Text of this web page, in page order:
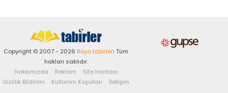
Copyright © 2007 - 2026 Rüya tabirleri Tüm
hakları saklıdır.
Hakkımızda
Reklam
Site Haritası
Gizlilik Bildirimi
Kullanım Koşulları İletişim